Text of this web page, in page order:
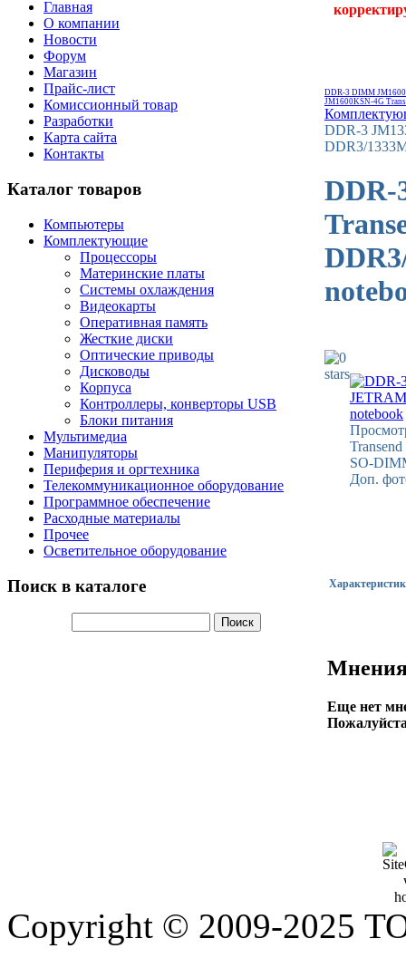
Главная
О компании
Новости
Форум
Магазин
Прайс-лист
Комиссионный товар
Разработки
Карта сайта
Контакты
Каталог товаров
Компьютеры
Комплектующие
Процессоры
Материнские платы
Системы охлаждения
Видеокарты
Оперативная память
Жесткие диски
Оптические приводы
Дисководы
Корпуса
Контроллеры, конверторы USB
Блоки питания
Мультимедиа
Манипуляторы
Периферия и оргтехника
Телекоммуникационное оборудование
Программное обеспечение
Расходные материалы
Прочее
Осветительное оборудование
Поиск в каталоге
DDR-3 DIMM
JM1600KSN-4G
DDR-3
DDR3/
DDR-
SO-
Доп.
Мнения
Еще нет
Copyright © 2009-2025